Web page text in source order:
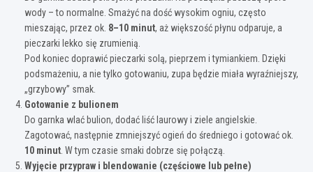
wody – to normalne. Smażyć na dość wysokim ogniu, często
mieszając, przez ok. 8–10 minut, aż większość płynu odparuje, a
pieczarki lekko się zrumienią.
Pod koniec doprawić pieczarki solą, pieprzem i tymiankiem. Dzięki
podsmażeniu, a nie tylko gotowaniu, zupa będzie miała wyraźniejszy,
„grzybowy” smak.
Gotowanie z bulionem
Do garnka wlać bulion, dodać liść laurowy i ziele angielskie.
Zagotować, następnie zmniejszyć ogień do średniego i gotować ok.
10 minut . W tym czasie smaki dobrze się połączą.
Wyjęcie przypraw i blendowanie (częściowe lub pełne)